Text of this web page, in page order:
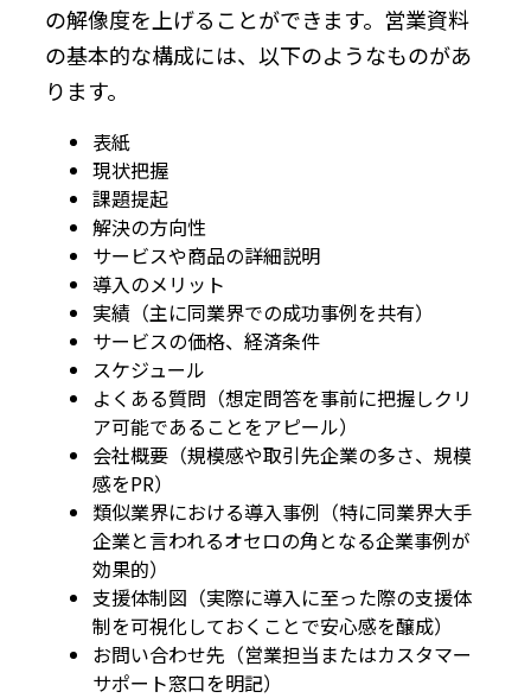
の解像度を上げることができます。営業資料
の基本的な構成には、以下のようなものがあ
ります。
表紙
現状把握
課題提起
解決の方向性
サービスや商品の詳細説明
導入のメリット
実績（主に同業界での成功事例を共有）
サービスの価格、経済条件
スケジュール
よくある質問（想定問答を事前に把握しクリ
ア可能であることをアピール）
会社概要（規模感や取引先企業の多さ、規模
感をPR）
類似業界における導入事例（特に同業界大手
企業と言われるオセロの角となる企業事例が
効果的）
支援体制図（実際に導入に至った際の支援体
制を可視化しておくことで安心感を醸成）
お問い合わせ先（営業担当またはカスタマー
サポート窓口を明記）